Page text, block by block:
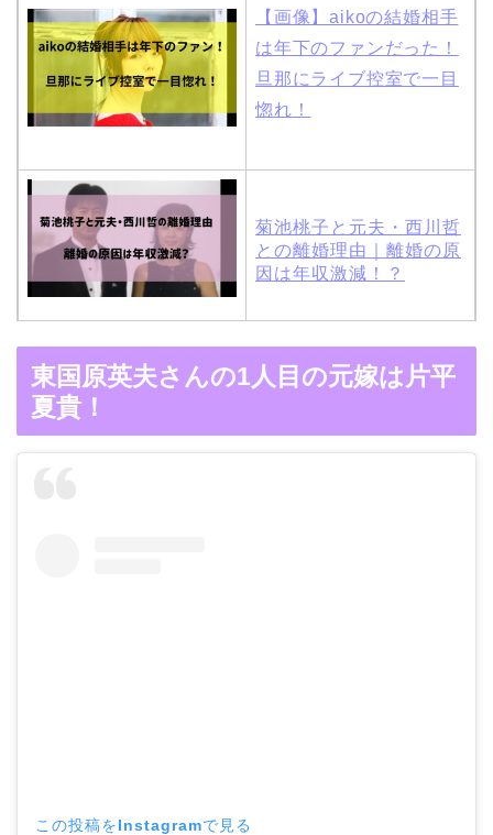
【画像】aikoの結婚相手
は年下のファンだった！
旦那にライブ控室で一目
惚れ！
菊池桃子と元夫・西川哲
との離婚理由｜離婚の原
因は年収激減！？
の馴れ初めは「SMAP×S
演でキムタクがド緊張！
東国原英夫さんの1人目の元嫁は片平
夏貴！
この投稿をInstagramで見る